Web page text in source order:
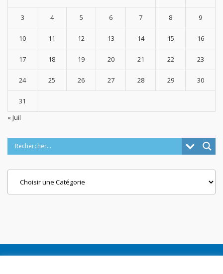
3 4 5 6 7 8 9
10 11 12 13 14 15 16
17 18 19 20 21 22 23
24 25 26 27 28 29 30
31
« Juil